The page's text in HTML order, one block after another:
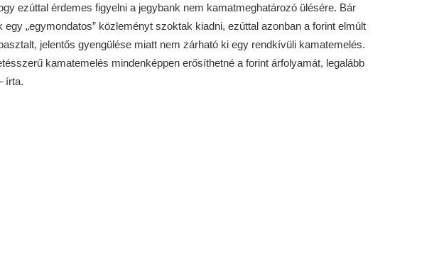
ezúttal érdemes figyelni a jegybank nem kamatmeghatározó ülésére. Bár
egy „egymondatos” közleményt szoktak kiadni, ezúttal azonban a forint elmúlt
jelentős gyengülése miatt nem zárható ki egy rendkívüli kamatemelés.
kamatemelés mindenképpen erősíthetné a forint árfolyamát, legalább
írta.